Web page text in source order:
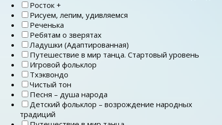
Росток +
Рисуем, лепим, удивляемся
Реченька
Ребятам о зверятах
Ладушки (Адаптированная)
Путешествие в мир танца. Стартовый уровень
Игровой фольклор
Тхэквондо
Чистый тон
Песня – душа народа
Детский фольклор – возрождение народных
традиций